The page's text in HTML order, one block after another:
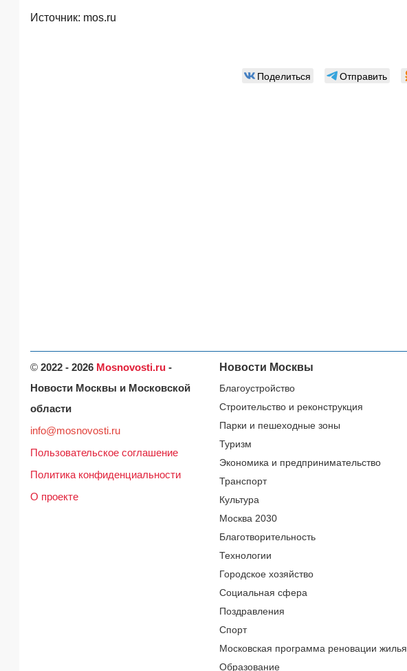
Источник: mos.ru
Поделиться Отправить
© 2022 - 2026 Mosnovosti.ru -
Новости Москвы и Московской
области
info@mosnovosti.ru
Пользовательское соглашение
Политика конфиденциальности
О проекте
Новости Москвы
Благоустройство
Строительство и реконструкция
Парки и пешеходные зоны
Туризм
Экономика и предпринимательство
Транспорт
Культура
Москва 2030
Благотворительность
Технологии
Городское хозяйство
Социальная сфера
Поздравления
Спорт
Московская программа реновации жилья
Образование